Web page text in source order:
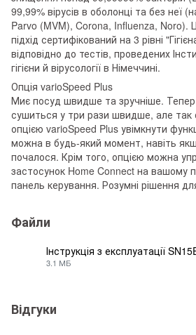
99,99% вірусів в оболонці та без неї
Parvo (MVM), Corona, Influenza, Noro).
підхід сертифікований на 3 рівні
відповідно до тестів, проведених
гігієни й вірусології в Німеччині.
Опція varioSpeed Plus
Миє посуд швидше та зручніше.
сушиться у три рази швидше, але так
опцією varioSpeed Plus увімкнути
можна в будь-який момент, навіть
почалося. Крім того, опцією можна
застосунок Home Connect на вашому
панель керування. Розумні рішення
Файли
Інструкція з експлуатації
3.1 МБ
Відгуки